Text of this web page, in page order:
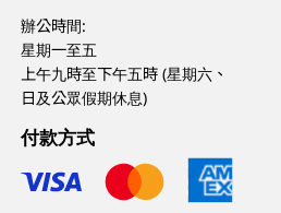
辦公時間:
星期一至五
上午九時至下午五時 (星期六、
日及公眾假期休息)
付款方式